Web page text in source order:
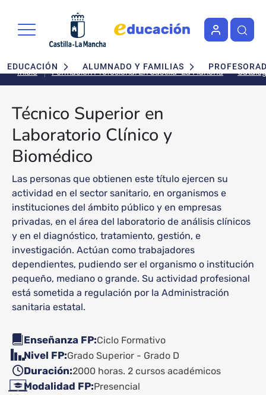
Navegación principal
EDUCACIÓN ALUMNADO Y FAMILIAS
Inicio Formación Profesional En Castilla-La Mancha
Técnico Superior en
Laboratorio Clínico y
Biomédico
Las personas que obtienen este título ejercen su
actividad en el sector sanitario, en organismos e
instituciones del ámbito público y en empresas
privadas, en el área del laboratorio de análisis clínicos
y en el diagnóstico, tratamiento, gestión, e
investigación. Actúan como trabajadores
dependientes, pudiendo ser el organismo o institución
pequeño, mediano o grande. Su actividad profesional
está sometida a regulación por la Administración
sanitaria estatal.
Enseñanza FP Ciclo Formativo
Nivel FP Grado Superior - Grado D
Duración 2000 horas. 2 cursos académicos
Modalidad FP Presencial